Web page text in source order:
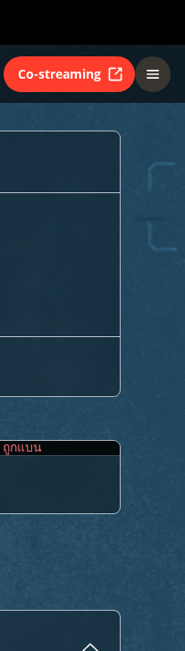
Co-streaming
ถูกแบน